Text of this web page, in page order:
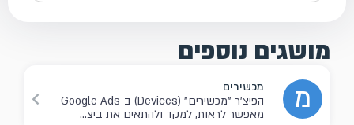
מושגים נוספים
מ
מכשירים
הפיצ'ר "מכשירים" (Devices) ב-Google Ads
מאפשר לראות, למקד ולהתאים את ביצ...